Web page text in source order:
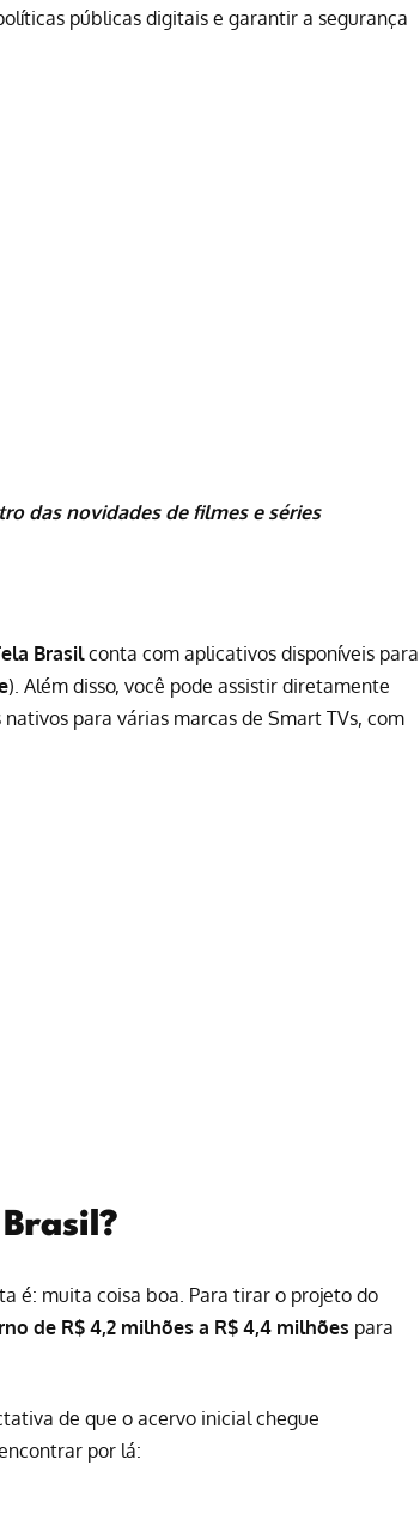
públicas digitais e garantir a segurança
das novidades de filmese séries
Brasilconta com aplicativos disponíveis para
). Além disso, você pode assistir diretamente
para várias marcas de Smart TVs, com
é: muita coisa boa. Para tirar o projeto do
de R$ 4,2 milhões a R$ 4,4 milhões para
de que o acervo inicial chegue
por lá: